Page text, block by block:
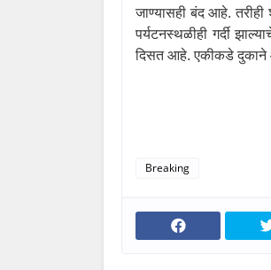
जाण्यासही बंद आहे. तरीही
पर्यटनस्थळीही गर्दी
दिसत आहे. एकीकडे दुकाने
Breaking